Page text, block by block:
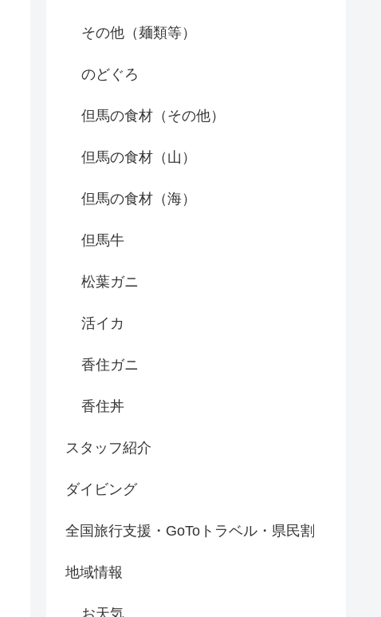
その他（麺類等）
のどぐろ
但馬の食材（その他）
但馬の食材（山）
但馬の食材（海）
但馬牛
松葉ガニ
活イカ
香住ガニ
香住丼
スタッフ紹介
ダイビング
全国旅行支援・GoToトラベル・県民割
地域情報
お天気